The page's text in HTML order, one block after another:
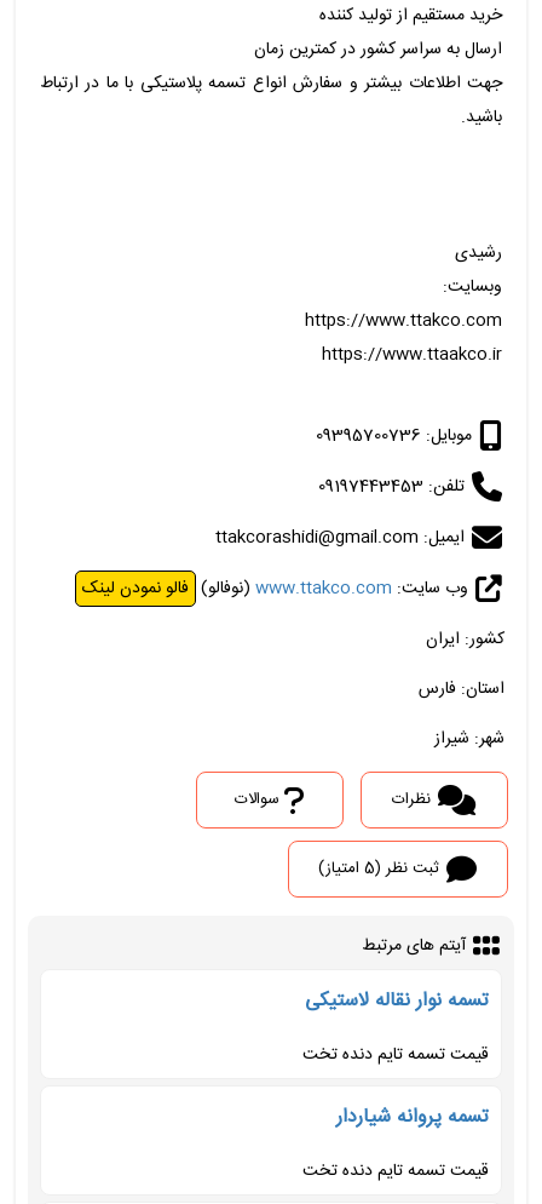
خرید مستقیم از تولید کننده
ارسال به سراسر کشور در کمترین زمان
جهت اطلاعات بیشتر و سفارش انواع تسمه پلاستیکی با ما در ارتباط
باشید.
رشیدی
وبسایت:
https://www.ttakco.com
https://www.ttaakco.ir
موبایل: 09395700736
تلفن: 09197443453
ایمیل: ttakcorashidi@gmail.com
وب سایت: www.ttakco.com (نوفالو) فالو نمودن لینک
کشور: ایران
استان: فارس
شهر: شیراز
نظرات سوالات
ثبت نظر (5 امتیاز)
آیتم های مرتبط
تسمه نوار نقاله لاستیکی
قیمت تسمه تایم دنده تخت
تسمه پروانه شیاردار
قیمت تسمه تایم دنده تخت